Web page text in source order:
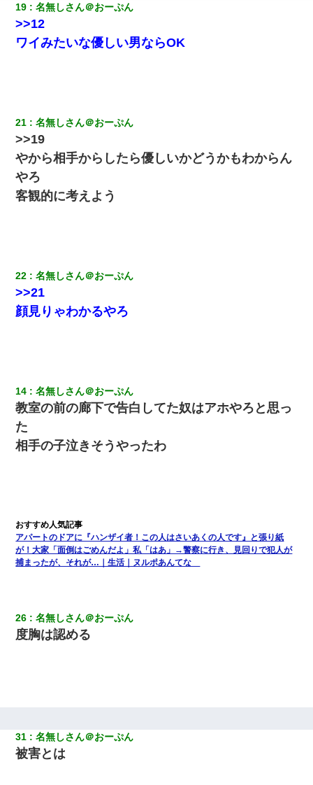
嫁が弁護士を連れてきて「悪いと思うなら慰謝料を払って離婚し
ろ」→ 俺「完全に恐喝になってますね」「お前、これが詐欺だっ
て知ってる？」
リしてた
生保レディと行為する為に駆け引きしてみた結果ｗｗｗｗｗｗｗ
ｗｗｗｗｗ
【衝撃】女友達から行為中に告白されてOKした結果
【ワロタ】姉から「肉食系14才、乳丸出し、毛はうっすら生えか
け」というタイトルで画像が送られてきた
【衝撃】ヤンキー女に「サせて」って言った結果
旦那の元カノをSNSで探して写真を保存して顔面評価スレで写真
を晒してた。ほとんどがブスという評価の中で二人ほど意外に好
評価で苦々しく思った
タあんてな
父親がくも膜下出血で突然ﾀﾋ。→母の貯金が0なことが判明。→母
「私を家に置いてほしい、どうか見捨てないで(土下座」俺・嫁
私（23）冗談のつもりで上司（27）に胸を揉ませた結果・・・
嘘をついてフリン旅行へ出かけた嫁→翌日、嫁「ただいま～」旦
那「娘がシんだよ。何度も連絡したのに…」嫁「えっ」→なん
と・・・
19 名無しさん＠おーぷん
>>12
ワイみたいな優しい男ならOK
21 名無しさん＠おーぷん
>>19
やから相手からしたら優しいかどうかもわからん
やろ
客観的に考えよう
22 名無しさん＠おーぷん
>>21
顔見りゃわかるやろ
14 名無しさん＠おーぷん
教室の前の廊下で告白してた奴はアホやろと思っ
た
相手の子泣きそうやったわ
アパートのドアに『ハンザイ者！この人はさいあくの人です』と張り紙
が！大家「面倒はごめんだよ」私「はあ」→警察に行き、見回りで犯人が
捕まったが、それが…｜生活｜ヌルポあんてな
26 名無しさん＠おーぷん
度胸は認める
31 名無しさん＠おーぷん
被害とは